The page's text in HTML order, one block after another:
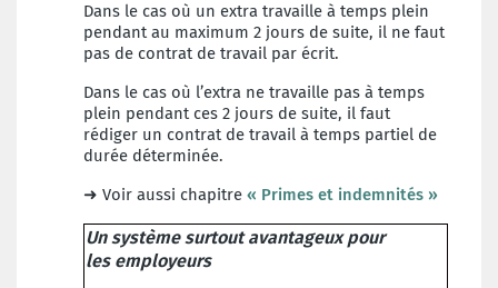
Dans le cas où un extra travaille à temps plein
pendant au maximum 2 jours de suite, il ne faut
pas de contrat de travail par écrit.
Dans le cas où l’extra ne travaille pas à temps
plein pendant ces 2 jours de suite, il faut
rédiger un contrat de travail à temps partiel de
durée déterminée.
➜ Voir aussi chapitre « Primes et indemnités »
Un système surtout avantageux pour
les employeurs